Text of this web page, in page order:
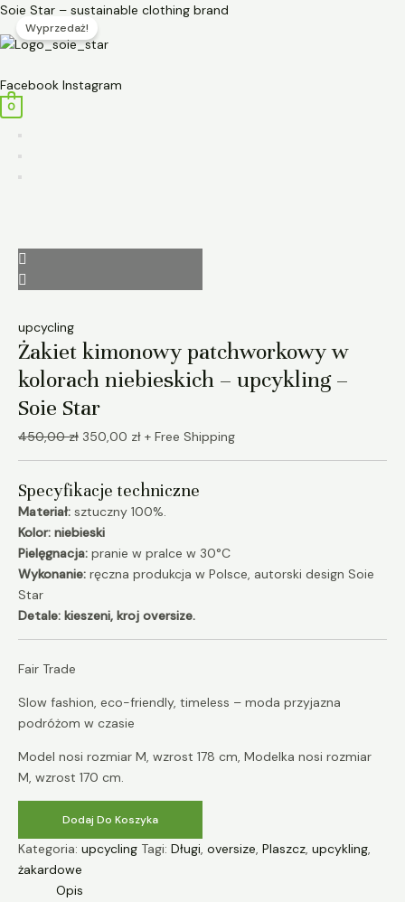
Przejdź
treści
Soie Star – sustainable clothing brand
Facebook Instagram
0
Wyprzedaż!
upcycling
Żakiet kimonowy patchworkowy w
kolorach niebieskich – upcykling –
Soie Star
450,00zł
Pierwotna
cena
wynosiła:
350,00 zł
Aktualna
+ Free Shipping
Specyfikacje techniczne
Materiał: sztuczny 100%.
Kolor: niebieski
Pielęgnacja: pranie w pralce w 30°C
Wykonanie: ręczna produkcja w Polsce, autorski design Soie
Star
Detale: kieszeni, kroj oversize.
Fair Trade
Slow fashion, eco-friendly, timeless – moda przyjazna
podróżom w czasie
Model nosi rozmiar M, wzrost 178 cm, Modelka nosi rozmiar
M, wzrost 170 cm.
ilość
Żakiet
kimonowy
w
kolorach
niebieskich
–
upcykling
Dodaj Do Koszyka
Kategoria: upcycling Tagi: Długi, oversize, Plaszcz, upcykling,
żakardowe
Opis